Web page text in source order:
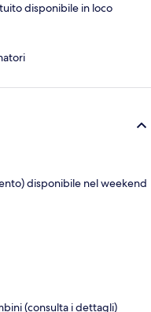
disponibile in loco
disponibile nel weekend
(consulta i dettagli)